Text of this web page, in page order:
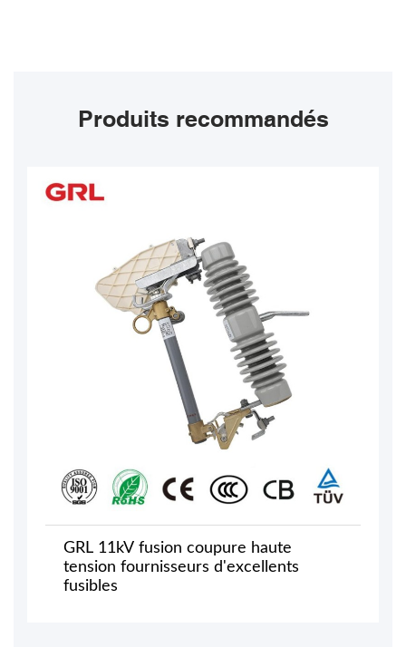
Produits recommandés
GRL 11kV fusion coupure haute
tension fournisseurs d'excellents
fusibles